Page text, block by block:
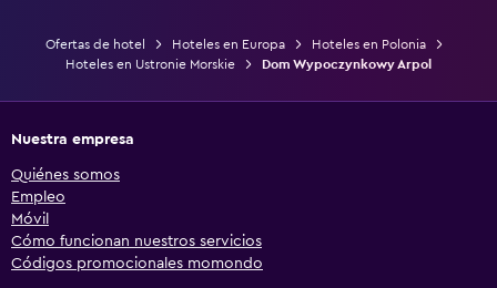
Ofertas de hotel Hoteles en Europa
Hoteles en Polonia
Hoteles en Ustronie Morskie
Dom Wypoczynkowy Arpol
Nuestra empresa
Quiénes somos
Empleo
Móvil
Cómo funcionan nuestros servicios
Códigos promocionales momondo